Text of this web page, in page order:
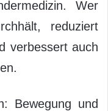
Wer
reduziert
verbessert auch
Bewegung und